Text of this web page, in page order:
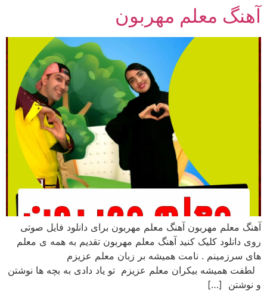
پرش
محتوا
آهنگ معلم مهربون
آهنگ معلم مهربون آهنگ معلم مهربون برای دانلود فایل صوتی
روی دانلود کلیک کنید آهنگ معلم مهربون تقدیم به همه ی معلم
های سرزمینم . نامت همیشه بر زبان معلم عزیزم
لطفت همیشه بیکران معلم عزیزم تو یاد دادی به بچه ها نوشتن
و نوشتن […]